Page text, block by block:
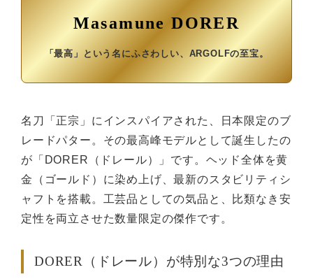
Masamune DORER
「最高」という名にふさわしい、ARGOLFの至宝。
名刀「正宗」にインスパイアされた、日本限定のブ
レードパター。その最高峰モデルとして誕生したの
が「DORER（ドレール）」です。ヘッド全体を黄
金（ゴールド）に染め上げ、最新のスタビリティシ
ャフトを搭載。工芸品としての気品と、比類なき安
定性を両立させた数量限定の傑作です。
DORER（ドレール）が特別な3つの理由